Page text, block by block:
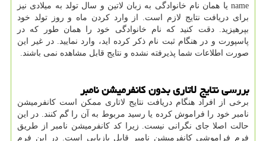
name یا همان نام خانوادگی به زبان لاتین و سال تولد به میلادی نیز
برای دریافت نتایج لازم است. از وارد کردن ماه و روز تولد خود
بپرهیزید. دقت کنید که نام خانوادگی خود را همان طور که در
پاسپورت و در هنگام ثبت نام ذکر کرده اید، وارد نمایید. در غیر این
صورت اطلاعات شما پذیرفته نشده و نتایج قابل مشاهده نمی باشند.
بررسی نتایج لاتاری بدون کانفرمیشن نامبر
برخی از افراد هنگام دریافت نتایج لاتاری ممکن است کانفرمیشن
نامبر خود را فراموش کرده یا رسید مربوط به آن را گم کنند. در این
حالت اصلا جای نگرانی نیست. زیرا کد کانفرمیشن نامبر از طریق
فرم فراموشی کانفرمیشن نامبر قابل بازیابی است. در این فرم